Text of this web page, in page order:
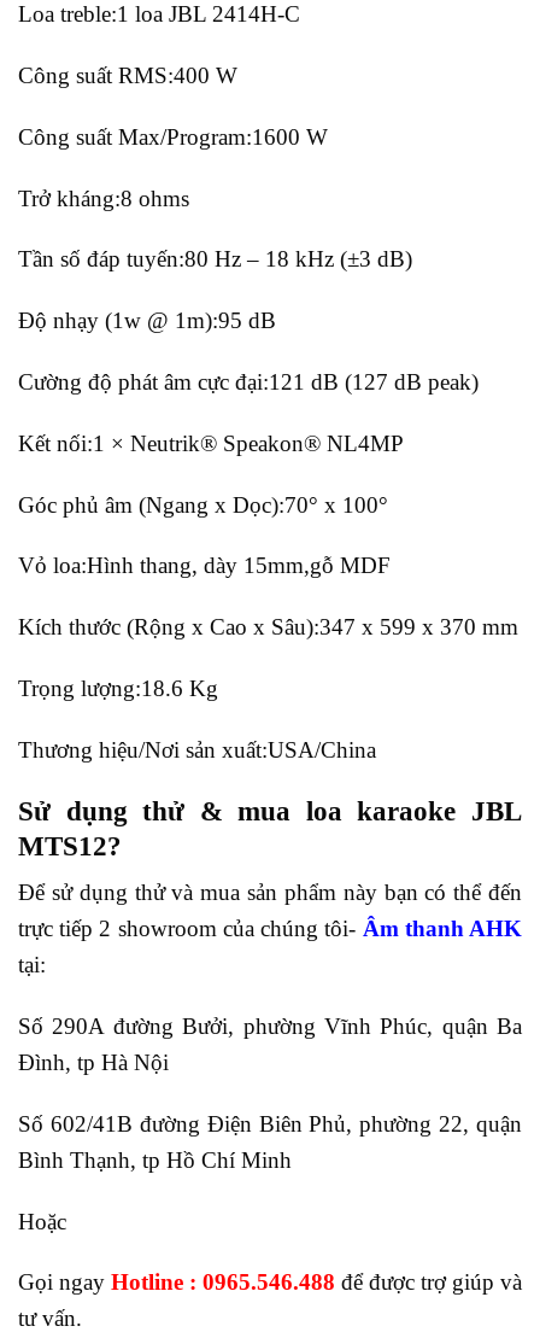
Loa treble:1 loa JBL 2414H-C
Công suất RMS:400 W
Công suất Max/Program:1600 W
Trở kháng:8 ohms
Tần số đáp tuyến:80 Hz – 18 kHz (±3 dB)
Độ nhạy (1w @ 1m):95 dB
Cường độ phát âm cực đại:121 dB (127 dB peak)
Kết nối:1 × Neutrik® Speakon® NL4MP
Góc phủ âm (Ngang x Dọc):70° x 100°
Vỏ loa:Hình thang, dày 15mm,gỗ MDF
Kích thước (Rộng x Cao x Sâu):347 x 599 x 370 mm
Trọng lượng:18.6 Kg
Thương hiệu/Nơi sản xuất:USA/China
Sử dụng thử & mua loa karaoke JBL
MTS12?
Để sử dụng thử và mua sản phẩm này bạn có thể đến
trực tiếp 2 showroom của chúng tôi- Âm thanh AHK
tại:
Số 290A đường Bưởi, phường Vĩnh Phúc, quận Ba
Đình, tp Hà Nội
Số 602/41B đường Điện Biên Phủ, phường 22, quận
Bình Thạnh, tp Hồ Chí Minh
Hoặc
Gọi ngay Hotline : 0965.546.488 để được trợ giúp và
tư vấn.